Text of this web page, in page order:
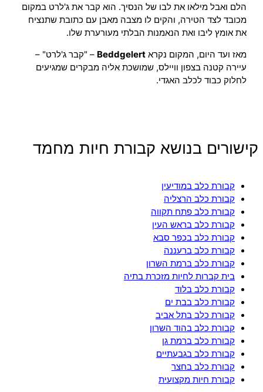
הלם ואבל מילאו את לבו של הנסיך. הוא קבר את ג'לרט במקום
מכובד לצד הטירה, והקים לו מצבה מאבן עם כתובת שתנציח
את אומץ ליבו ואת הנאמנות הבלתי מעורערת שלו.
מאז ועד היום, המקום נקרא Beddgelert – "קבר ג'לרט" –
עיירה קטנה בצפון וויילס, שמושכת אליה מבקרים שמגיעים
לחלוק כבוד לכלב האגדי.
קישורים בנושא קבורת חיות מחמד
קבורת כלב במודיעין
קבורת כלב הרצליה
קבורת כלב פתח תקווה
קבורת כלב בראש העין
קבורת כלב בכפר סבא
קבורת כלב ברעננה
קבורת כלב ברמת השרון
בית קברות לחיות מזכרת בתיה
קבורת כלב בלוד
קבורת כלב בבת ים
קבורת כלב בתל אביב
קבורת כלב בהוד השרון
קבורת כלב ברמת גן
קבורת כלב בגבעתיים
קבורת כלב בחצר
קבורת חיות מקצועית